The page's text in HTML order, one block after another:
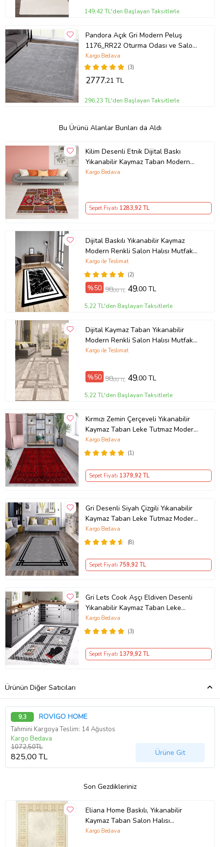
149,42 TL'den Başlayan Taksitlerle
Pandora Açık Gri Modern Peluş
1176_RR22 Oturma Odası ve Salon
Halısı
(3)
Kargo Bedava
2777,21 TL
296,23 TL'den Başlayan Taksitlerle
Bu Ürünü Alanlar Bunları da Aldı
Kilim Desenli Etnik Dijital Baskı
Yıkanabilir Kaymaz Taban Modern
Salon Halı ve Yolluk (Kırmızı)
Kargo Bedava
Sepet Fiyatı 1283,92 TL
Dijital Baskılı Yıkanabilir Kaymaz
Modern Renkli Salon Halısı Mutfak
Halısı Yolluk ND-HY-963 (Siyah)
(2)
Kargo ile Teslimat
%50 98,00 TL 49,00 TL
5,22 TL'den Başlayan Taksitlerle
Dijital Kaymaz Taban Yıkanabilir
Modern Renkli Salon Halısı Mutfak
Halısı Yolluk ND-HT-94 (Kahverengi)
Kargo ile Teslimat
%50 98,00 TL 49,00 TL
5,22 TL'den Başlayan Taksitlerle
Kırmızı Zemin Çerçeveli Yıkanabilir
Kaymaz Taban Leke Tutmaz Modern
Salon Halısı ve Yolluk (Koyu Kırmızı)
(1)
Kargo Bedava
Sepet Fiyatı 1379,92 TL
Gri Desenli Siyah Çizgili Yıkanabilir
Kaymaz Taban Leke Tutmaz Modern
Salon Halısı ve Yolluk
(8)
Kargo Bedava
Sepet Fiyatı 759,92 TL
Gri Lets Cook Aşçı Eldiven Desenli
Yıkanabilir Kaymaz Taban Leke
Tutmaz Modern Mutfak Halısı
(3)
Kargo Bedava
Sepet Fiyatı 1379,92 TL
Ürünün Diğer Satıcıları
9,3 ROVİGO HOME
Tahmini Kargoya Teslim: 14 Ağustos
Kargo Bedava
1072,50TL
825,00 TL Ürüne Git
Son Gezdikleriniz
Eliana Home Baskılı, Yıkanabilir
Kaymaz Taban Salon Halısı
LNA0635 100x150 cm (Sarı)
Kargo Bedava